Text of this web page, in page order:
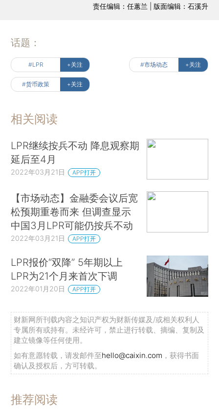
责任编辑：任蕙兰 | 版面编辑：石溪升
话题：
#LPR +关注 #市场动态 +关注
#货币政策 +关注
相关阅读
LPR继续按兵不动 降息观察期
延后至4月
2022年03月21日 APP打开
【市场动态】金融委会议后宽
松预期重卷而来 但调查显示
中国3月LPR可能仍按兵不动
2022年03月21日 APP打开
LPR报价“双降” 5年期以上
LPR为21个月来首次下调
2022年01月20日 APP打开
财新网所刊载内容之知识产权为财新传媒及/或相关权利人
专属所有或持有。未经许可，禁止进行转载、摘编、复制及
建立镜像等任何使用。
如有意愿转载，请发邮件至hello@caixin.com ，获得书面
确认及授权后，方可转载。
推荐阅读